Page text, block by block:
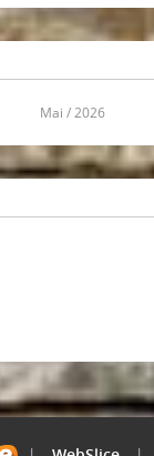
Mai / 2026